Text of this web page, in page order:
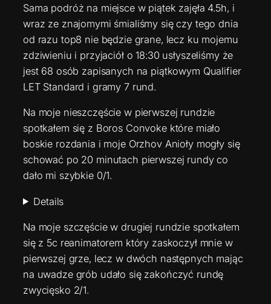
Sama podróż na miejsce w piątek zajęła 4.5h, i
wraz ze znajomymi śmialiśmy się czy tego dnia
od razu top8 nie będzie grane, lecz ku mojemu
zdziwieniu i przyjaciół o 18:30 usłyszeliśmy że
jest 68 osób zapisanych na piątkowym Qualifier
LET Standard i gramy 7 rund.
Na moje nieszczęście w pierwszej rundzie
spotkałem się z Boros Convoke które miało
boskie rozdania i moje Orzhov Anioły mogły się
schować po 20 minutach pierwszej rundy co
dało mi szybkie 0/1.
Details
Na moje szczęście w drugiej rundzie spotkałem
się z 5c reanimatorem który zaskoczył mnie w
pierwszej grze, lecz w dwóch następnych mając
na uwadze grób udało się zakończyć rundę
zwycięsko 2/1.